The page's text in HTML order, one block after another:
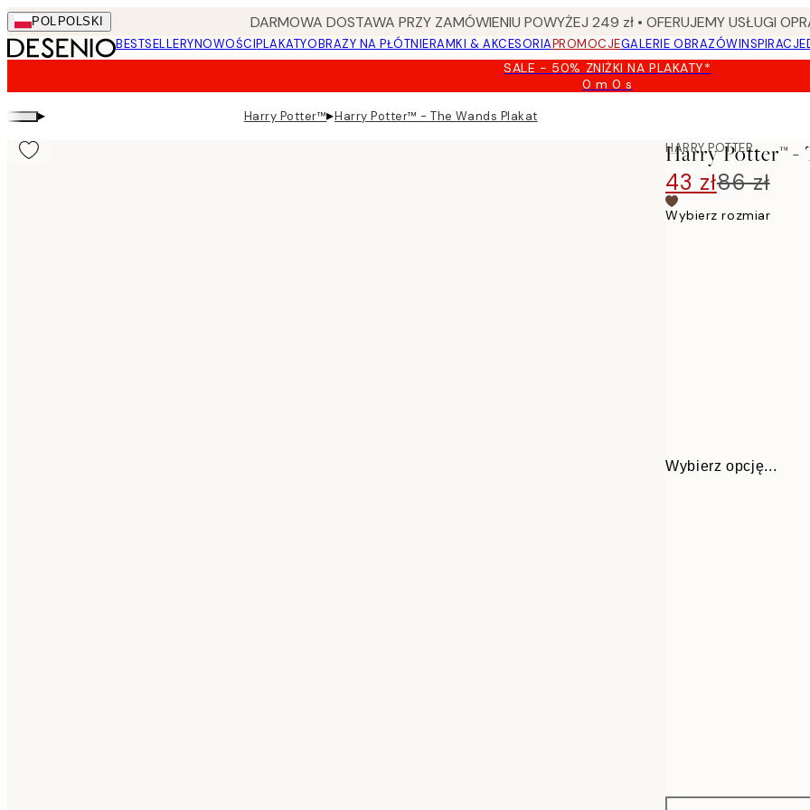
Skip
to
main
POL POLSKI DARMOWA DOSTAWA PRZY ZAMÓWIENIU POWYŻEJ 249 zł • OFERUJEMY USŁUGI
BESTSELLERYNOWOŚCIPLAKATYOBRAZY NA PŁÓTNIERAMKI & AKCESORIAPROMOCJEGALERIE OBRAZÓWINSPIRACJE
SALE - 50% ZNIŻKI NA PLAKATY*
0 m0 s
Ważny
▸ Harry Potter™▸Harry Potter™ - The Wands Plakat
HARRY POTTER
Harry Potter™ -
43 zł86 zł
Wybierz rozmiar
Wybierz opcję...